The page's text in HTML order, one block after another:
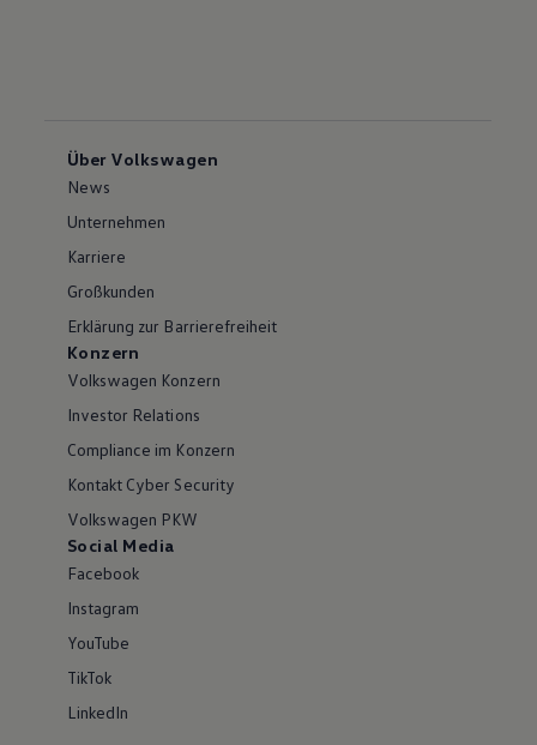
Über Volkswagen
News
Unternehmen
Karriere
Großkunden
Erklärung zur Barrierefreiheit
Konzern
Volkswagen Konzern
Investor Relations
Compliance im Konzern
Kontakt Cyber Security
Volkswagen PKW
Social Media
Facebook
Instagram
YouTube
TikTok
LinkedIn